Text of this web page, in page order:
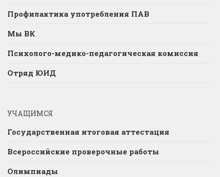
Профилактика употребления ПАВ
Мы ВК
Психолого-медико-педагогическая комиссия
Отряд ЮИД
УЧАЩИМСЯ
Государственная итоговая аттестация
Всероссийские проверочные работы
Олимпиады